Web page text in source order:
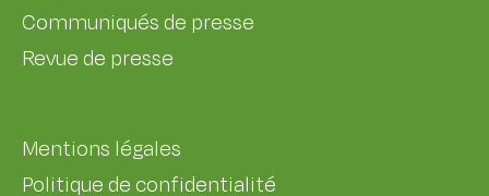
Communiqués de presse
Revue de presse
Mentions légales
Politique de confidentialité